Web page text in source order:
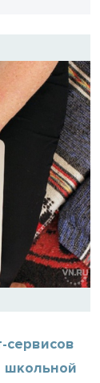
сервисов
школьной